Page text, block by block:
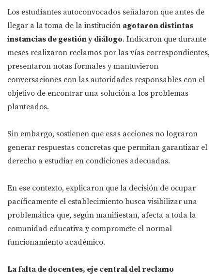
Los estudiantes autoconvocados señalaron que antes de
llegar a la toma de la institución agotaron distintas
instancias de gestión y diálogo. Indicaron que durante
meses realizaron reclamos por las vías correspondientes,
presentaron notas formales y mantuvieron
conversaciones con las autoridades responsables con el
objetivo de encontrar una solución a los problemas
planteados.
Sin embargo, sostienen que esas acciones no lograron
generar respuestas concretas que permitan garantizar el
derecho a estudiar en condiciones adecuadas.
En ese contexto, explicaron que la decisión de ocupar
pacíficamente el establecimiento busca visibilizar una
problemática que, según manifiestan, afecta a toda la
comunidad educativa y compromete el normal
funcionamiento académico.
La falta de docentes, eje central del reclamo